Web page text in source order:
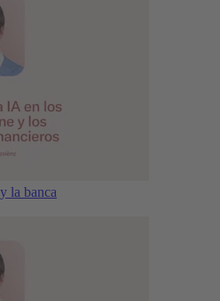
la banca